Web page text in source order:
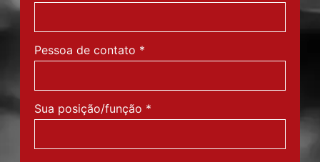
Pessoa de contato *
Sua posição/função *